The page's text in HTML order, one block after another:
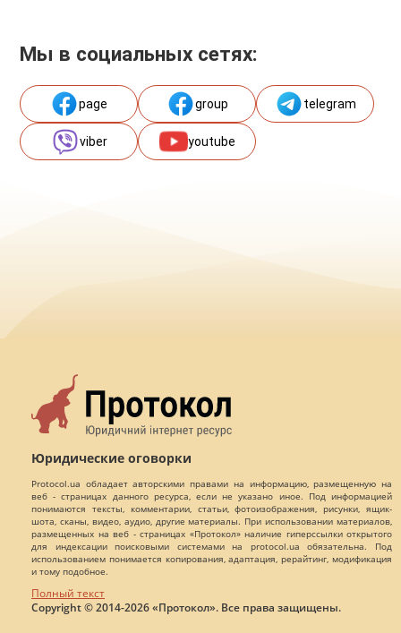
Мы в социальных сетях:
page group telegram
viber youtube
Юридические оговорки
Protocol.ua обладает авторскими правами на информацию, размещенную на
веб - страницах данного ресурса, если не указано иное. Под информацией
понимаются тексты, комментарии, статьи, фотоизображения, рисунки, ящик-
шота, сканы, видео, аудио, другие материалы. При использовании материалов,
размещенных на веб - страницах «Протокол» наличие гиперссылки открытого
для индексации поисковыми системами на protocol.ua обязательна. Под
использованием понимается копирования, адаптация, рерайтинг, модификация
и тому подобное.
Полный текст
Copyright © 2014-2026 «Протокол». Все права защищены.